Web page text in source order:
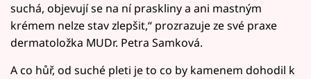
suchá, objevují se na ní praskliny a ani mastným
krémem nelze stav zlepšit,“ prozrazuje ze své praxe
dermatoložka MUDr. Petra Samková.
A co hůř, od suché pleti je to co by kamenem dohodil k